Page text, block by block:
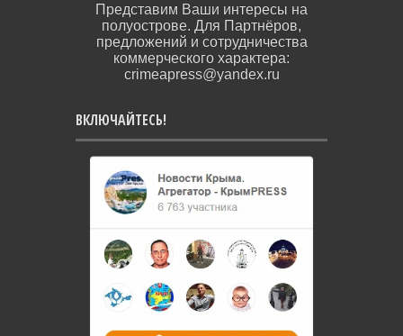
Представим Ваши интересы на
полуострове. Для Партнёров,
предложений и сотрудничества
коммерческого характера:
crimeapress@yandex.ru
ВКЛЮЧАЙТЕСЬ!